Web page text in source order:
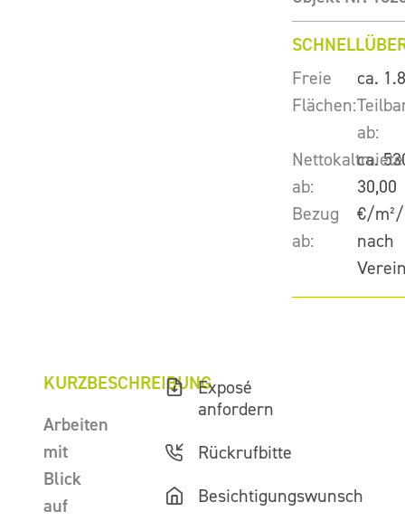
Freie
Flächen:
ca.
ab:
ca.
Nettokaltmiete
ab:
30,00
€/
Bezug
ab:
nach
KURZBESCHREIBUNG
Arbeiten
mit
Blick
auf
Exposé
anfordern
Rückrufbitte
Besichtigungswunsch